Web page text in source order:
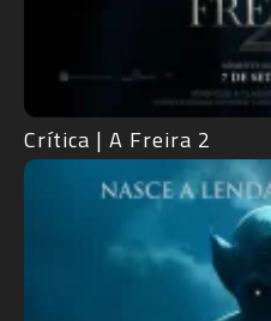
Crítica | A Freira 2